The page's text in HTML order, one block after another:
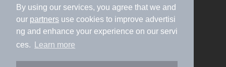
By using our services, you agree that we and
our partners use cookies to improve advertisi
ng and enhance your experience on our servi
ces.
Learn more
加盟店募集（資料請求）
広告出稿のご案内
利用規約
ライフスタイルMEMBERS+規約
特定商取引法に基づく表記
ヘルプ
採用情報
運営会社